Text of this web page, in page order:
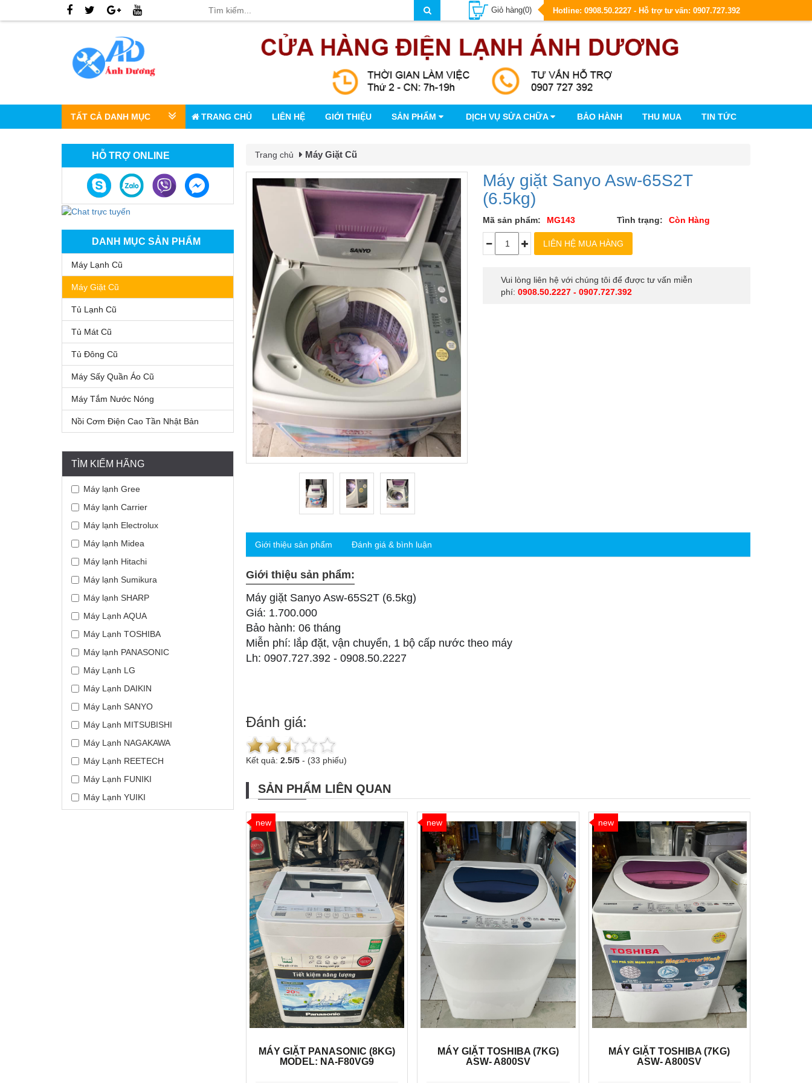
Giỏ hàng(0) Hotline: 0908.50.2227 - Hỗ trợ tư vấn: 0907.727.392
TẤT CẢ DANH MỤC TRANG CHỦ LIÊN HỆ GIỚI THIỆU SẢN PHẨM DỊCH VỤ SỬA CHỮA BẢO HÀNH THU MUA TIN TỨC
HỖ TRỢ ONLINE
DANH MỤC SẢN PHẨM
Máy Lạnh Cũ
Máy Giặt Cũ
Tủ Lạnh Cũ
Tủ Mát Cũ
Tủ Đông Cũ
Máy Sấy Quần Áo Cũ
Máy Tắm Nước Nóng
Nồi Cơm Điện Cao Tần Nhật Bản
TÌM KIẾM HÃNG
Máy lạnh Gree
Máy lạnh Carrier
Máy lạnh Electrolux
Máy lạnh Midea
Máy lạnh Hitachi
Máy lạnh Sumikura
Máy lạnh SHARP
Máy Lạnh AQUA
Máy Lạnh TOSHIBA
Máy lạnh PANASONIC
Máy Lạnh LG
Máy Lạnh DAIKIN
Máy Lạnh SANYO
Máy Lạnh MITSUBISHI
Máy Lạnh NAGAKAWA
Máy Lạnh REETECH
Máy Lạnh FUNIKI
Máy Lạnh YUIKI
Trang chủ Máy Giặt Cũ
Máy giặt Sanyo Asw-65S2T
(6.5kg)
Mã sản phẩm: MG143 Tình trạng: Còn Hàng
Vui lòng liên hệ với chúng tôi để được tư vấn miễn
phí:0908.50.2227 - 0907.727.392
Giới thiệu sản phẩm Đánh giá & bình luận
Giới thiệu sản phẩm:
Máy giặt Sanyo Asw-65S2T (6.5kg)
Giá: 1.700.000
Bảo hành: 06 tháng
Miễn phí: lắp đặt, vận chuyển, 1 bộ cấp nước theo máy
Lh: 0907.727.392 - 0908.50.2227
Đánh giá:
Kết quả: 2.5/5 - (33 phiếu)
SẢN PHẨM LIÊN QUAN
new
MÁY GIẶT PANASONIC (8KG)
MODEL: NA-F80VG9
new
MÁY GIẶT TOSHIBA (7KG)
ASW- A800SV
new
MÁY GIẶT TOSHIBA (7KG)
ASW- A800SV